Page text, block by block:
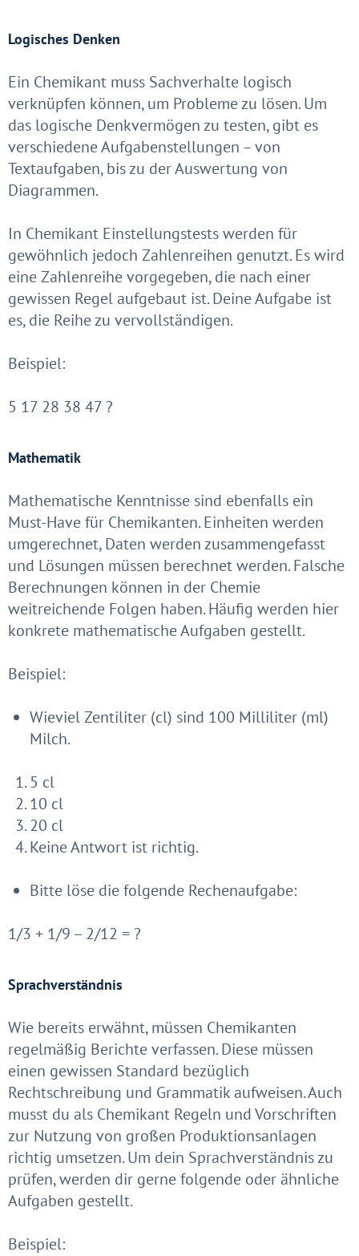
Logisches Denken
Ein Chemikant muss Sachverhalte logisch
verknüpfen können, um Probleme zu lösen. Um
das logische Denkvermögen zu testen, gibt es
verschiedene Aufgabenstellungen – von
Textaufgaben, bis zu der Auswertung von
Diagrammen.
In Chemikant Einstellungstests werden für
gewöhnlich jedoch Zahlenreihen genutzt. Es wird
eine Zahlenreihe vorgegeben, die nach einer
gewissen Regel aufgebaut ist. Deine Aufgabe ist
es, die Reihe zu vervollständigen.
Beispiel:
5 17 28 38 47 ?
Mathematik
Mathematische Kenntnisse sind ebenfalls ein
Must-Have für Chemikanten. Einheiten werden
umgerechnet, Daten werden zusammengefasst
und Lösungen müssen berechnet werden. Falsche
Berechnungen können in der Chemie
weitreichende Folgen haben. Häufig werden hier
konkrete mathematische Aufgaben gestellt.
Beispiel:
Wieviel Zentiliter (cl) sind 100 Milliliter (ml)
Milch.
5 cl
10 cl
20 cl
Keine Antwort ist richtig.
Bitte löse die folgende Rechenaufgabe:
1/3 + 1/9 – 2/12 = ?
Sprachverständnis
Wie bereits erwähnt, müssen Chemikanten
regelmäßig Berichte verfassen. Diese müssen
einen gewissen Standard bezüglich
Rechtschreibung und Grammatik aufweisen. Auch
musst du als Chemikant Regeln und Vorschriften
zur Nutzung von großen Produktionsanlagen
richtig umsetzen. Um dein Sprachverständnis zu
prüfen, werden dir gerne folgende oder ähnliche
Aufgaben gestellt.
Beispiel: